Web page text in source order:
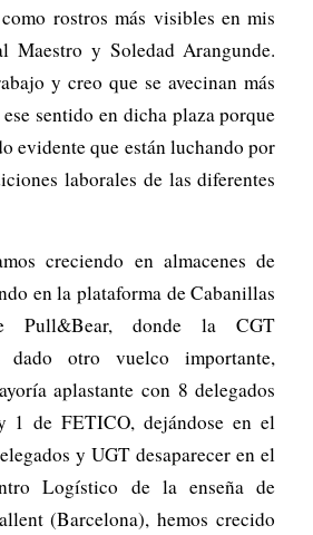
rostros más visibles en mis
Maestro y Soledad Arangunde.
y creo que se avecinan más
sentido en dicha plaza porque
evidente que están luchando por
laborales de las diferentes
creciendo en almacenes de
en la plataforma de Cabanillas
Pull&Bear, donde la CGT
dado otro vuelco importante,
aplastante con 8 delegados
1 de FETICO, dejándose en el
y UGT desaparecer en el
Logístico de la enseña de
(Barcelona), hemos crecido